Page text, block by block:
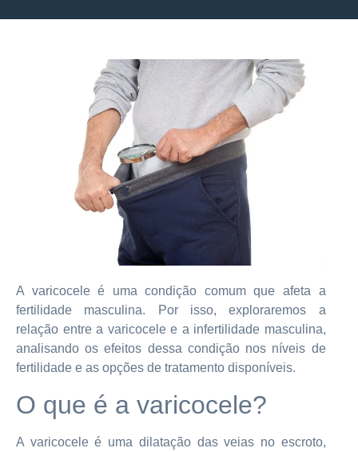
A varicocele é uma condição comum que afeta a
fertilidade masculina. Por isso, exploraremos a
relação entre a varicocele e a infertilidade masculina,
analisando os efeitos dessa condição nos níveis de
fertilidade e as opções de tratamento disponíveis.
O que é a varicocele?
A varicocele é uma dilatação das veias no escroto,